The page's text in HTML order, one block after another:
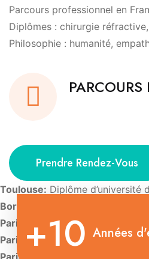
Parcours professionnel en
Diplômes : chirurgie
Philosophie : humanité,
Prendre Rendez-Vous
Toulouse: Diplôme d’université
Bordeaux:
Diplôme
Paris:
Diplôme d’Université
Paris: Diplôme d’Université de
Paris: +10 Années